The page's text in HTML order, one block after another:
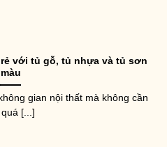
với tủ gỗ, tủ nhựa và tủ sơn
màu
gian nội thất mà không cần
[...]